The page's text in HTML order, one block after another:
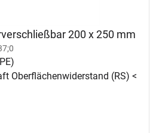
200 x 250 mm
Oberflächenwiderstand (RS) <